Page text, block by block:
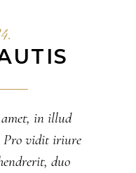
in illud
Pro vidit iriure
duo